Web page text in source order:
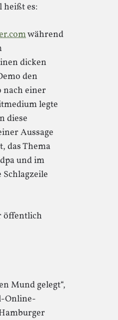
heißt es:
während
dicken
den
einer
legte
diese
Aussage
das Thema
und im
öffentlich
Mund gelegt“,
Online-